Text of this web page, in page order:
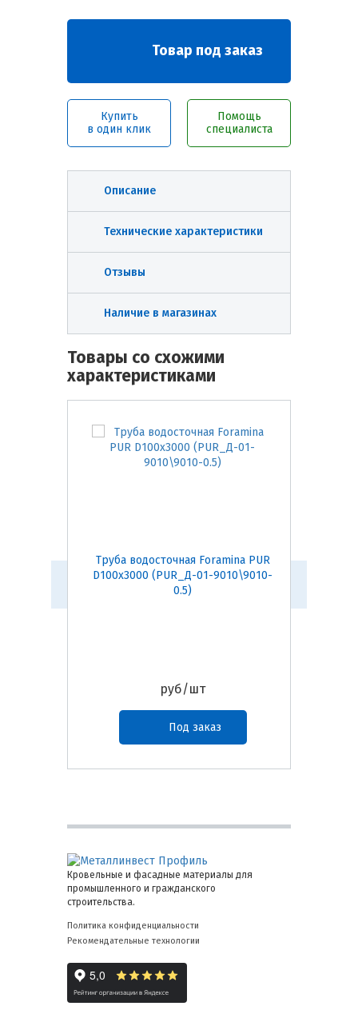
Товар под заказ
Купить
в один клик
Помощь
специалиста
Описание
Технические характеристики
Отзывы
Наличие в магазинах
Товары со схожими
характеристиками
Труба водосточная Foramina PUR
D100х3000 (PUR_Д-01-9010\9010-
0.5)
руб/шт
Под заказ
Кровельные и фасадные материалы для
промышленного и гражданского
строительства.
Политика конфиденциальности
Рекомендательные технологии